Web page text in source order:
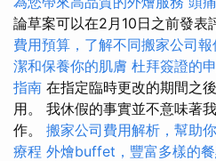
論草案可以在2月10日之前發表
費用預算，了解不同搬家公司報
潔和保養你的肌膚 杜拜簽證的
指南 在指定臨時更改的期間之
用。 我休假的事實並不意味著
作。 搬家公司費用解析，幫助
療程 外燴buffet，豐富多樣的